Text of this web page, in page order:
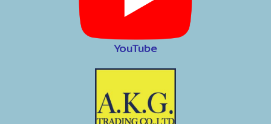
YouTube